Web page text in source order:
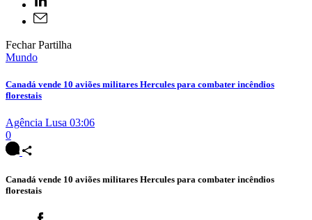
Fechar Partilha
Mundo
Canadá vende 10 aviões militares Hercules para combater incêndios
florestais
Agência Lusa 03:06
0
Canadá vende 10 aviões militares Hercules para combater incêndios
florestais